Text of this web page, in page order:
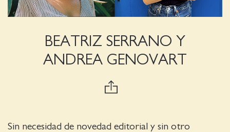
BEATRIZ SERRANO Y
ANDREA GENOVART
Sin necesidad de novedad editorial y sin otro